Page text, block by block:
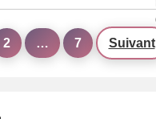
2 … 7 Suivant